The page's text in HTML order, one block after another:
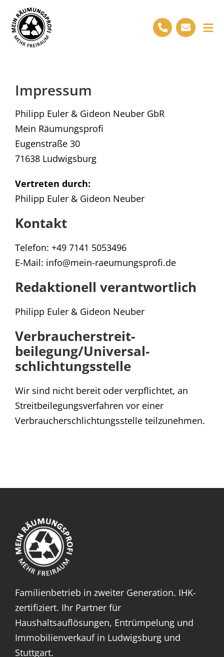
content
Leistungen
Projekte
Über uns
Impressum
Philipp Euler & Gideon Neuber GbR
Mein Räumungsprofi
Eugenstraße 30
71638 Ludwigsburg
Vertreten durch:
Philipp Euler & Gideon Neuber
Kontakt
Telefon: +49 7141 5053496
E-Mail: info@mein-raeumungsprofi.de
Redaktionell verantwortlich
Philipp Euler & Gideon Neuber
Verbraucher­streit­
beilegung/Universal­
schlichtungs­stelle
Wir sind nicht bereit oder verpflichtet, an
Streitbeilegungsverfahren vor einer
Verbraucherschlichtungsstelle teilzunehmen.
Familienbetrieb in zweiter Generation. IHK-
zertifiziert. Ihr Partner für
Haushaltsauflösungen, Entrümpelung und
Immobilienverkauf in Ludwigsburg und
Stuttgart.